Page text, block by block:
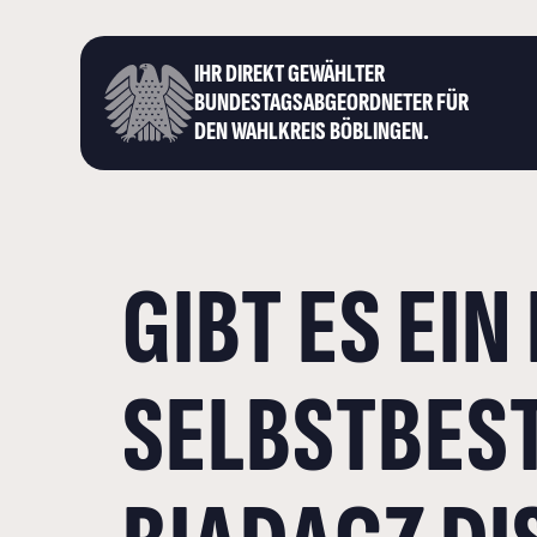
IHR DIREKT GEWÄHLTER
BUNDESTAGS­ABGEORDNETER FÜR
DEN WAHLKREIS BÖBLINGEN.
GIBT ES